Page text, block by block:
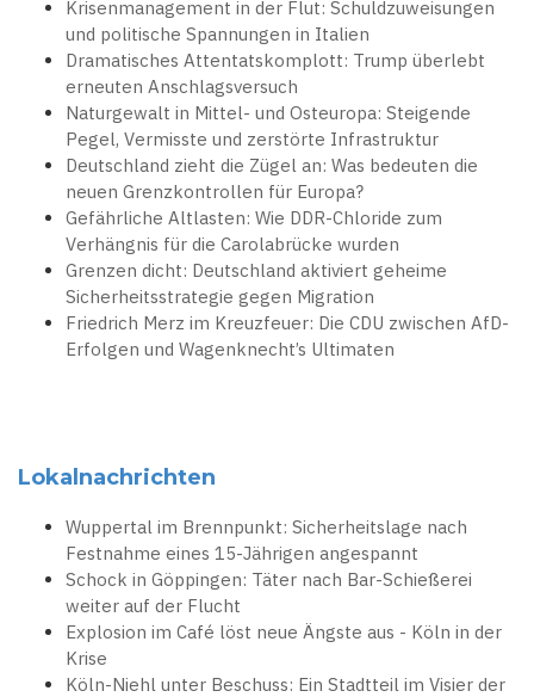
Krisenmanagement in der Flut: Schuldzuweisungen
und politische Spannungen in Italien
Dramatisches Attentatskomplott: Trump überlebt
erneuten Anschlagsversuch
Naturgewalt in Mittel- und Osteuropa: Steigende
Pegel, Vermisste und zerstörte Infrastruktur
Deutschland zieht die Zügel an: Was bedeuten die
neuen Grenzkontrollen für Europa?
Gefährliche Altlasten: Wie DDR-Chloride zum
Verhängnis für die Carolabrücke wurden
Grenzen dicht: Deutschland aktiviert geheime
Sicherheitsstrategie gegen Migration
Friedrich Merz im Kreuzfeuer: Die CDU zwischen AfD-
Erfolgen und Wagenknecht’s Ultimaten
Lokalnachrichten
Wuppertal im Brennpunkt: Sicherheitslage nach
Festnahme eines 15-Jährigen angespannt
Schock in Göppingen: Täter nach Bar-Schießerei
weiter auf der Flucht
Explosion im Café löst neue Ängste aus - Köln in der
Krise
Köln-Niehl unter Beschuss: Ein Stadtteil im Visier der